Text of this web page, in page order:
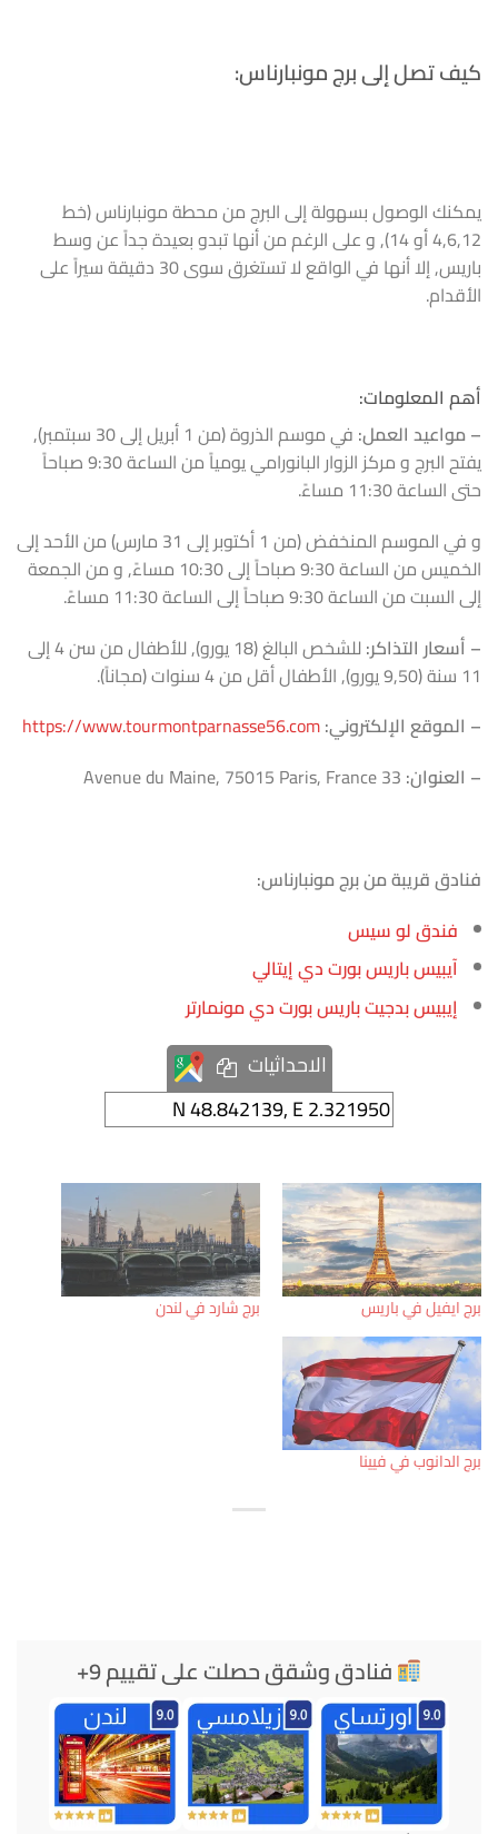
كيف تصل إلى برج مونبارناس:
يمكنك الوصول بسهولة إلى البرج من محطة مونبارناس (خط
4,6,12 أو 14), و على الرغم من أنها تبدو بعيدة جداً عن وسط
باريس, إلا أنها في الواقع لا تستغرق سوى 30 دقيقة سيراً على
الأقدام.
أهم المعلومات:
– مواعيد العمل:
في موسم الذروة (من 1 أبريل إلى 30 سبتمبر),
يفتح البرج و مركز الزوار البانورامي يومياً من الساعة 9:30 صباحاً
حتى الساعة 11:30 مساءً.
و في الموسم المنخفض (من 1 أكتوبر إلى 31 مارس) من الأحد إلى
الخميس من الساعة 9:30 صباحاً إلى 10:30 مساءً, و من الجمعة
إلى السبت من الساعة 9:30 صباحاً إلى الساعة 11:30 مساءً.
– أسعار التذاكر:
للشخص البالغ (18 يورو), للأطفال من سن 4 إلى
11 سنة (9,50 يورو), الأطفال أقل من 4 سنوات (مجاناً).
– الموقع الإلكتروني:https://www.tourmontparnasse56.com
– العنوان:
فنادق قريبة من برج مونبارناس:
فندق لو سيس
آيبيس باريس بورت دي إيتالي
إيبيس بدجيت باريس بورت دي مونمارتر
الاحداثيات
برج ايفيل في باريس برج شارد في لندن
برج الدانوب في فيينا
فنادق وشقق حصلت على تقييم 9+